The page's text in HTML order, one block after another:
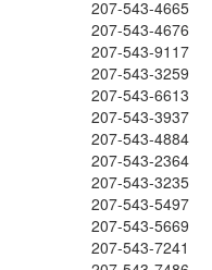
207-543-4665
207-543-4676
207-543-9117
207-543-3259
207-543-6613
207-543-3937
207-543-4884
207-543-2364
207-543-3235
207-543-5497
207-543-5669
207-543-7241